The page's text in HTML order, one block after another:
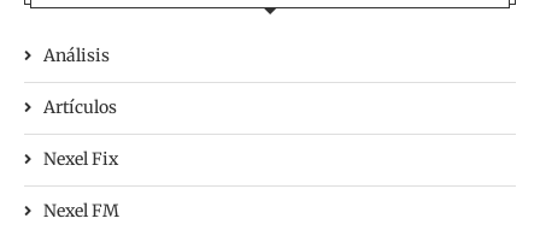
Análisis
Artículos
Nexel Fix
Nexel FM